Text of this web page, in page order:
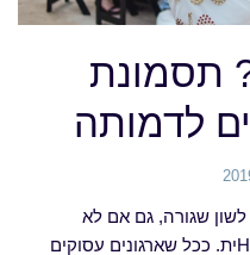
תסמונת
לדמותה
שגורה, גם אם לא
מספיק, במחשבה הארגונית וה-HRית. ככל שארגונים עסוקים